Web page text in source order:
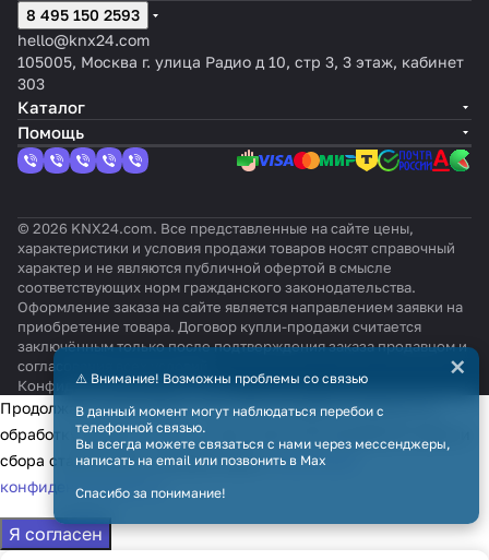
8 495 150 2593
hello@knx24.com
105005, Москва г. улица Радио д 10, стр 3, 3 этаж, кабинет
303
Каталог
Помощь
© 2026 KNX24.com. Все представленные на сайте цены,
характеристики и условия продажи товаров носят справочный
характер и не являются публичной офертой в смысле
соответствующих норм гражданского законодательства.
Оформление заказа на сайте является направлением заявки на
приобретение товара. Договор купли-продажи считается
заключённым только после подтверждения заказа продавцом и
согласования всех условий.
КонфиденциальностьОферта
⚠️ Внимание! Возможны проблемы со связью
В данный момент могут наблюдаться перебои с
телефонной связью.
Вы всегда можете связаться с нами через мессенджеры,
написать на email или позвонить в Max
Спасибо за понимание!
×
Продолжая использовать наш сайт, вы даёте согласие на
обработку файлов cookie в целях функционирования сайта и
сбора статистики в соответствии сполитикой
конфиденциальности
Я согласен